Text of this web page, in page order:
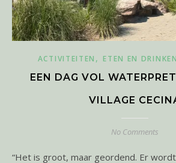
ACTIVITEITEN ,ETEN EN DRINKEN
EEN DAG VOL
VILLAGE
No Comments
“Het is groot, maar geordend. Er wordt heel goed gelet op